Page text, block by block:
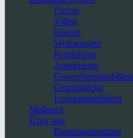
Fincas
Villen
Häuser
Wohnungen
Penthäuser
Apartments
Gewerbeimmobilien
Grundstücke
Luxusimmobilien
Mallorca
Über uns
Beratungszentren